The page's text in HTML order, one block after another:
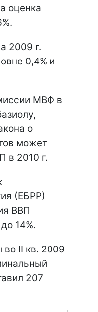
оценка
2009 г.
0,4% и
МВФ в
о
может
в 2010 г.
(ЕБРР)
ВВП
14%.
ІІ кв. 2009
207